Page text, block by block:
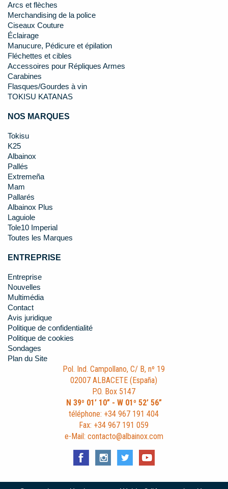
Arcs et flèches
Merchandising de la police
Ciseaux Couture
Éclairage
Manucure, Pédicure et épilation
Fléchettes et cibles
Accessoires pour Répliques Armes
Carabines
Flasques/Gourdes à vin
TOKISU KATANAS
NOS MARQUES
Tokisu
K25
Albainox
Pallés
Extremeña
Mam
Pallarés
Albainox Plus
Laguiole
Tole10 Imperial
Toutes les Marques
ENTREPRISE
Entreprise
Nouvelles
Multimédia
Contact
Avis juridique
Politique de confidentialité
Politique de cookies
Sondages
Plan du Site
Pol. Ind. Campollano, C/ B, nº 19
02007 ALBACETE (España)
P.O. Box 5147
N 39º 01’ 10” - W 01º 52’ 56”
téléphone: +34 967 191 404
Fax: +34 967 191 059
e-Mail: contacto@albainox.com